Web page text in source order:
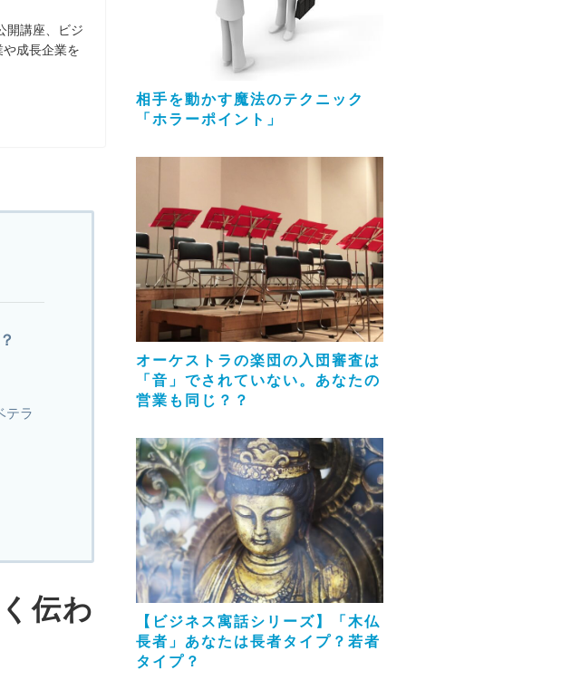
開講座、ビジ
成長企業を
テラ
伝わ
相手を動かす魔法のテクニック
「ホラーポイント」
オーケストラの楽団の入団審査は
「音」でされていない。あなたの
営業も同じ？？
【ビジネス寓話シリーズ】「木仏
長者」あなたは長者タイプ？若者
タイプ？